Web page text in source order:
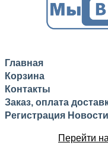
Главная
Корзина
Контакты
Заказ, оплата
Регистрация Новости
Перейти